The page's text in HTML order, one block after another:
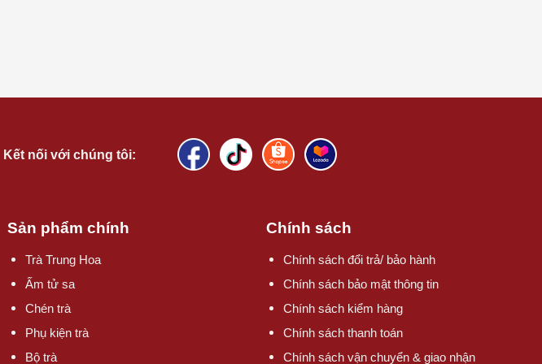
Kết nối với chúng tôi:
Sản phẩm chính
Trà Trung Hoa
Ấm tử sa
Chén trà
Phụ kiện trà
Bộ trà
Chính sách
Chính sách đổi trả/ bảo hành
Chính sách bảo mật thông tin
Chính sách kiểm hàng
Chính sách thanh toán
Chính sách vận chuyển & giao nhận